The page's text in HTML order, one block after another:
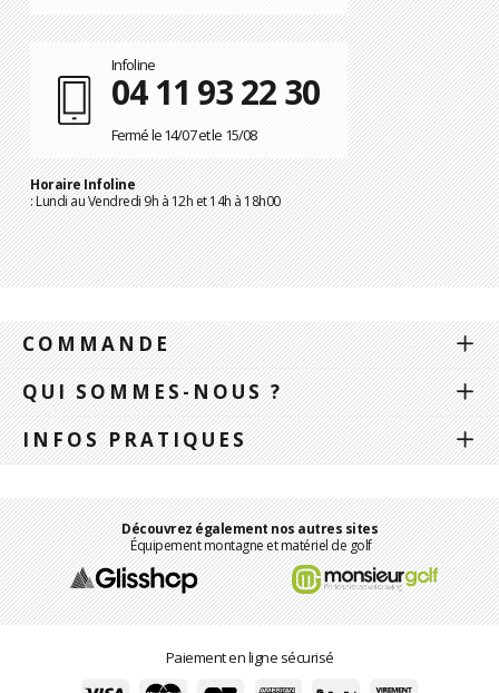
Infoline
04 11 93 22 30
Fermé le 14/07 et le 15/08
Horaire Infoline
: Lundi au Vendredi 9h à 12h et 14h à 18h00
COMMANDE
QUI SOMMES-NOUS ?
INFOS PRATIQUES
Découvrez également nos autres sites
Équipement montagne et matériel de golf
Paiement en ligne sécurisé